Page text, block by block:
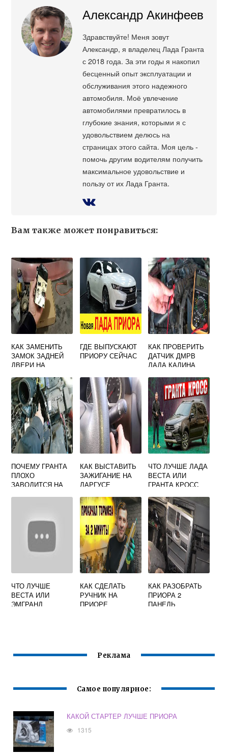
Александр Акинфеев
Здравствуйте! Меня зовут
Александр, я владелец Лада Гранта
с 2018 года. За эти годы я накопил
бесценный опыт эксплуатации и
обслуживания этого надежного
автомобиля. Моё увлечение
автомобилями превратилось в
глубокие знания, которыми я с
удовольствием делюсь на
страницах этого сайта. Моя цель -
помочь другим водителям получить
максимальное удовольствие и
пользу от их Лада Гранта.
Вам также может понравиться:
КАК ЗАМЕНИТЬ
ЗАМОК ЗАДНЕЙ
ДВЕРИ НА
ГДЕ ВЫПУСКАЮТ
ПРИОРУ СЕЙЧАС
КАК ПРОВЕРИТЬ
ДАТЧИК ДМРВ
ЛАДА КАЛИНА
ПОЧЕМУ ГРАНТА
ПЛОХО
ЗАВОДИТСЯ НА
КАК ВЫСТАВИТЬ
ЗАЖИГАНИЕ НА
ЛАРГУСЕ
ЧТО ЛУЧШЕ ЛАДА
ВЕСТА ИЛИ
ГРАНТА КРОСС
ЧТО ЛУЧШЕ
ВЕСТА ИЛИ
ЭМГРАНД
КАК СДЕЛАТЬ
РУЧНИК НА
ПРИОРЕ
КАК РАЗОБРАТЬ
ПРИОРА 2
ПАНЕЛЬ
Реклама
Самое популярное:
КАКОЙ СТАРТЕР ЛУЧШЕ ПРИОРА
1315